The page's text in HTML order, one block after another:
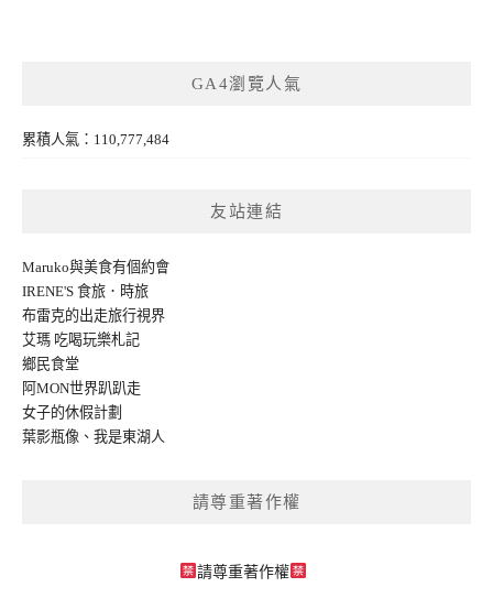
GA4瀏覽人氣
累積人氣：110,777,484
友站連結
Maruko與美食有個約會
IRENE'S 食旅．時旅
布雷克的出走旅行視界
艾瑪 吃喝玩樂札記
鄉民食堂
阿MON世界趴趴走
女子的休假計劃
葉影瓶像 、 我是東湖人
請尊重著作權
請尊重著作權